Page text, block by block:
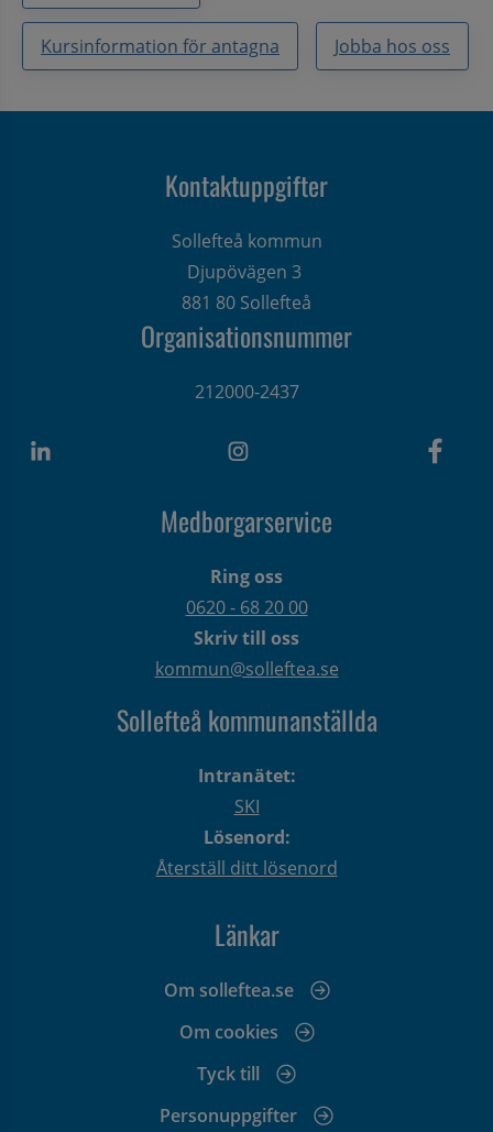
Kursinformation för antagna Jobba hos oss
Kontaktuppgifter
Sollefteå kommun
Djupövägen 3
881 80 Sollefteå
Organisationsnummer
212000-2437
Medborgarservice
Ring oss
0620 - 68 20 00
Skriv till oss
kommun@solleftea.se
Sollefteå kommunanställda
Intranätet:
SKI
Lösenord:
Återställ ditt lösenord
Länkar
Om solleftea.se
Om cookies
Tyck till
Personuppgifter